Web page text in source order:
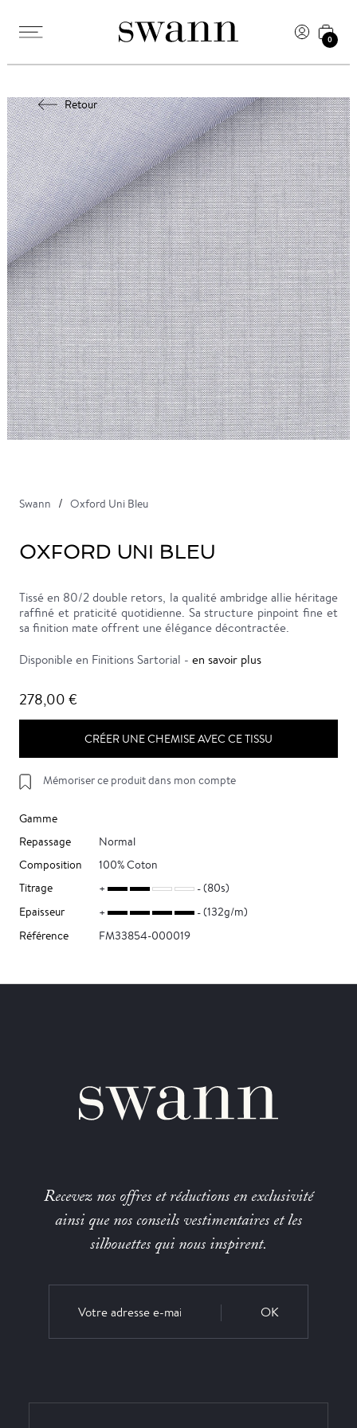
0
Retour
Swann Oxford Uni Bleu
OXFORD UNI BLEU
Tissé en 80/2 double retors, la qualité ambridge allie héritage
raffiné et praticité quotidienne. Sa structure pinpoint fine et
sa finition mate offrent une élégance décontractée.
Disponible en Finitions Sartorial - en savoir plus
278,00 €
CRÉER UNE CHEMISE AVEC CE TISSU
Mémoriser ce produit dans mon compte
Gamme
Repassage
Normal
Composition
100% Coton
Titrage
(80s)
Epaisseur
(132g/m)
Référence
FM33854-000019
Recevez nos offres et réductions en exclusivité
ainsi que nos conseils vestimentaires et les
silhouettes qui nous inspirent.
OK